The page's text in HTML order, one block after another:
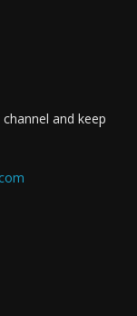
and keep